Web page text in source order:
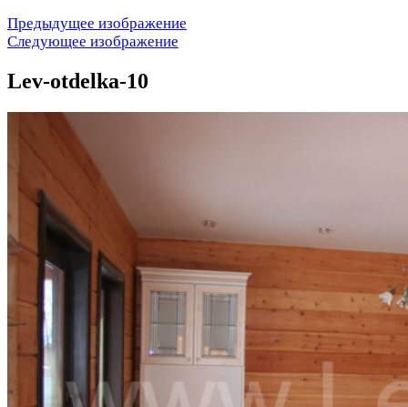
Предыдущее изображение
Следующее изображение
Lev-otdelka-10